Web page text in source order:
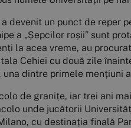
devenit un punct de reper
a „Șepcilor roșii” sunt
la acea vreme, au
Cehiei cu două zile
dintre primele mențiuni
de granițe, iar trei ani
unde jucătorii
cu destinația finală